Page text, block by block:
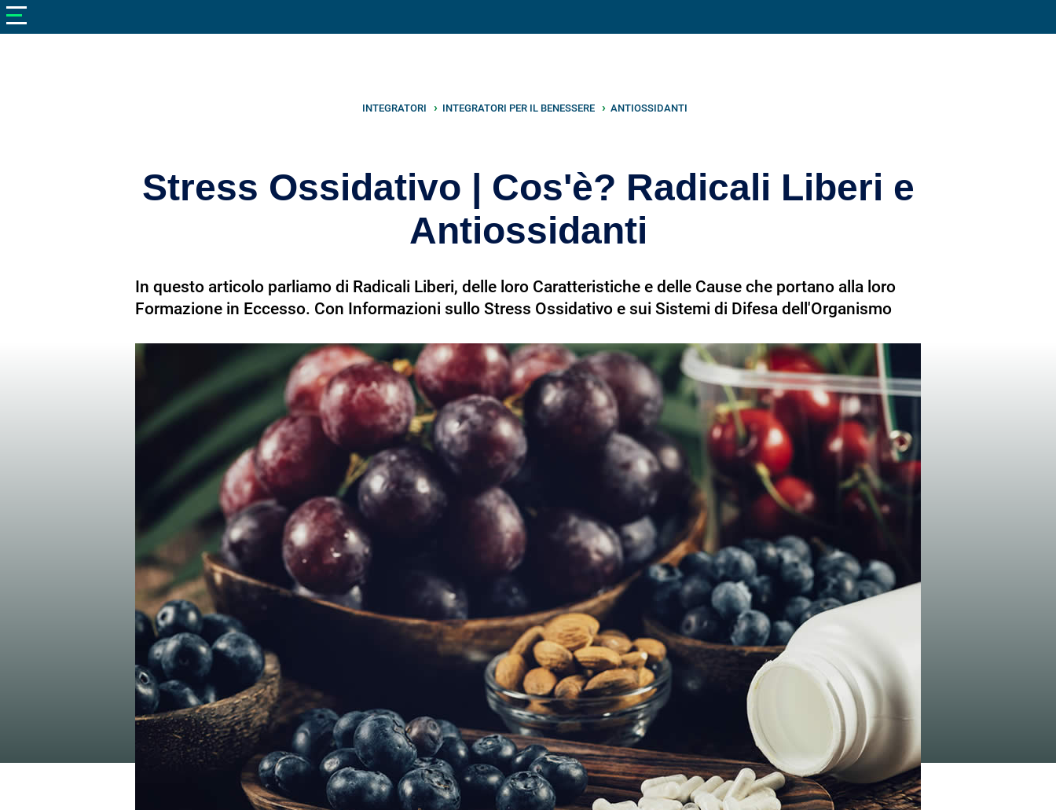
INTEGRATORI INTEGRATORI PER IL BENESSERE ANTIOSSIDANTI
Stress Ossidativo | Cos'è? Radicali Liberi e
Antiossidanti
In questo articolo parliamo di Radicali Liberi, delle loro Caratteristiche e delle Cause che portano alla loro
Formazione in Eccesso. Con Informazioni sullo Stress Ossidativo e sui Sistemi di Difesa dell'Organismo
V netonutrizione